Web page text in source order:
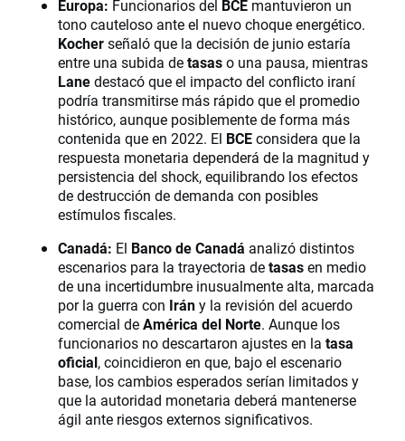
Europa: Funcionarios del BCE mantuvieron un
tono cauteloso ante el nuevo choque energético.
Kocherseñaló que la decisión de junio estaría
entre una subida detasaso una pausa, mientras
Lanedestacó que el impacto del conflicto iraní
podría transmitirse más rápido que el promedio
histórico, aunque posiblemente de forma más
contenida que en 2022. El BCEconsidera que la
respuesta monetaria dependerá de la magnitud y
persistencia del shock, equilibrando los efectos
de destrucción de demanda con posibles
estímulos fiscales.
Canadá: El Banco de Canadá analizó distintos
escenarios para la trayectoria detasasen medio
de una incertidumbre inusualmente alta, marcada
por la guerra con Irány la revisión del acuerdo
comercial deAmérica del Norte. Aunque los
funcionarios no descartaron ajustes en la tasa
oficial, coincidieron en que, bajo el escenario
base, los cambios esperados serían limitados y
que la autoridad monetaria deberá mantenerse
ágil ante riesgos externos significativos.